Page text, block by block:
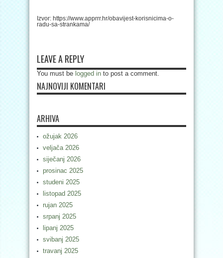
Izvor: https://www.apprrr.hr/obavijest-korisnicima-o-
radu-sa-strankama/
LEAVE A REPLY
You must be logged in to post a comment.
NAJNOVIJI KOMENTARI
ARHIVA
ožujak 2026
veljača 2026
siječanj 2026
prosinac 2025
studeni 2025
listopad 2025
rujan 2025
srpanj 2025
lipanj 2025
svibanj 2025
travanj 2025